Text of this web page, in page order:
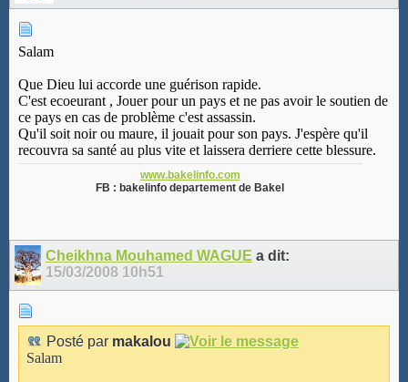
Salam
Que Dieu lui accorde une guérison rapide.
C'est ecoeurant , Jouer pour un pays et ne pas avoir le soutien de
ce pays en cas de problème c'est assassin.
Qu'il soit noir ou maure, il jouait pour son pays. J'espère qu'il
recouvra sa santé au plus vite et laissera derriere cette blessure.
www.bakelinfo.com
FB : bakelinfo departement de Bakel
Cheikhna Mouhamed WAGUE a dit:
15/03/2008 10h51
Posté par makalou
Salam